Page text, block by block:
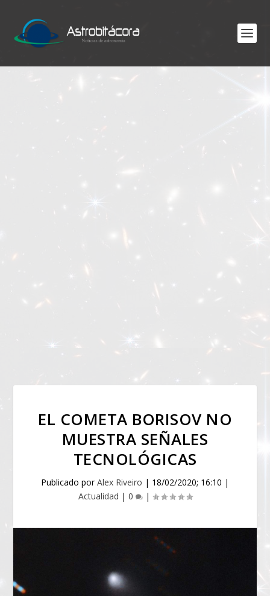
EL COMETA BORISOV NO
MUESTRA SEÑALES
TECNOLÓGICAS
Publicado porAlex Riveiro | 18/02/2020; 16:10 |
Actualidad | 0 |